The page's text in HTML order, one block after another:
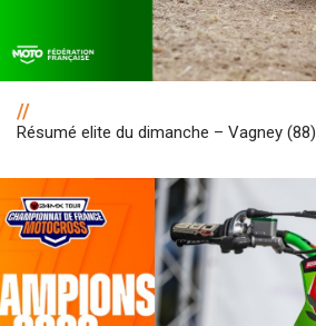
//
Résumé elite du dimanche – Vagney (88)